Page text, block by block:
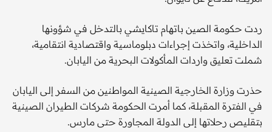
ردت حكومة الصين باتهام تاكايشي بالتدخل في شؤونها
الداخلية، واتخذت إجراءات دبلوماسية واقتصادية انتقامية،
شملت تعليق واردات المأكولات البحرية من اليابان.
حذرت وزارة الخارجية الصينية المواطنين من السفر إلى اليابان
في الفترة المقبلة، كما أمرت الحكومة شركات الطيران الصينية
بتقليص رحلاتها إلى الدولة المجاورة حتى مارس.